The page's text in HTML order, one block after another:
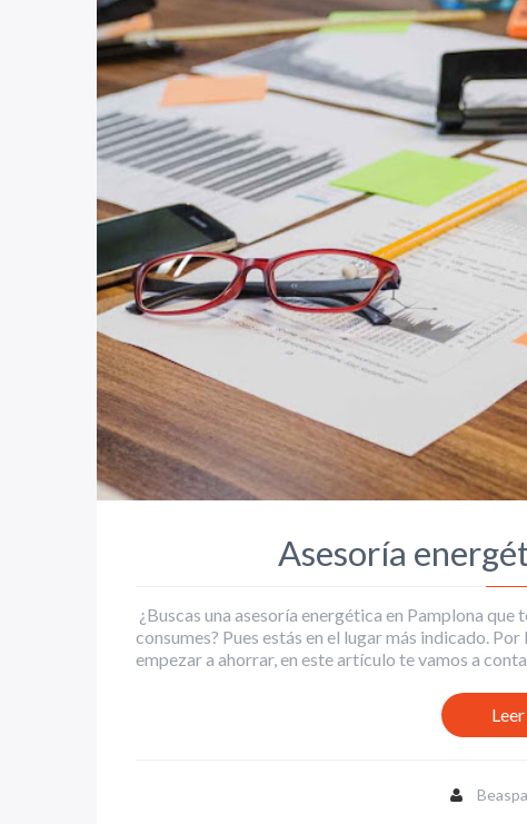
Asesoría
¿Buscas una asesoría energética en Pamplona
consumes? Pues estás en el lugar más indicado.
empezar a ahorrar, en este artículo te vamos a